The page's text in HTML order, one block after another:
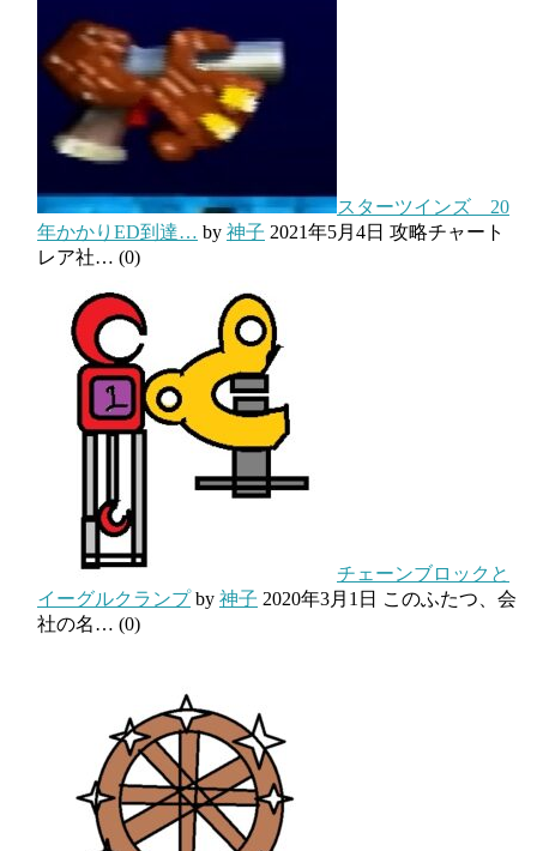
スターツインズ 20
年かかりED到達… by 神子 2021年5月4日 攻略チャート
レア社… (0)
チェーンブロックと
イーグルクランプby 神子 2020年3月1日 このふたつ、会
社の名… (0)